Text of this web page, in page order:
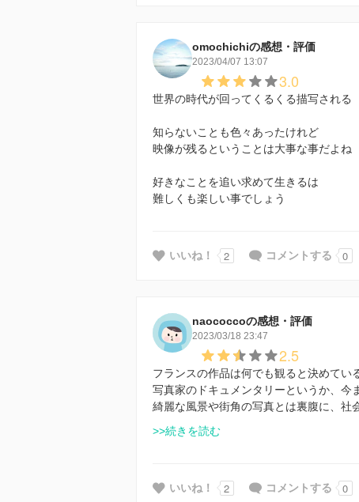
omochichiの感想・評価
2023/04/07 13:07
3.0
世界の時代が回ってくるくる描写される
知らないことも色々あったけれど
映像が残るということは大事な事だよね
好きなことを追い求めて生きるは
難しくも楽しい事でしょう
いいね！ 2 コメントする 0
naococcoの感想・評価
2023/03/18 23:47
2.5
フランスの作品は何でも観ると決めてい
写真家のドキュメンタリーというか、今
綺麗な風景や街角の写真とは裏腹に、社
>>続きを読む
いいね！ 2 コメントする 0